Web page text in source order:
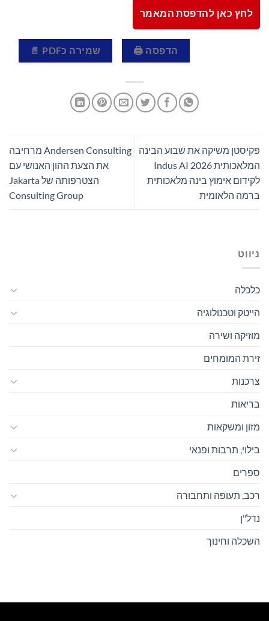
לחץ כאן להדפסת המאמר
הדפסה 🖨 שמירה כPDF 📄
פקיסטן משיקה את שבוע הבינה
המלאכותית Indus AI 2026
לקידום אימוץ בינה מלאכותית
ברמה הלאומית
Andersen Consulting מרחיבה
את הצעת ההון האנושי עם
הצטרפותה של Jakarta
Consulting Group
ניווט
כלכלה
הייטק וטכנולוגיה
מוזיקה ושירה
זירת המומחים
צרכנות
בריאות
מזון ומשקאות
בילוי, תרבות ופנאי
ספרים
רכב, תעופה ותחבורה
נדל"ן
השכלה וחינוך